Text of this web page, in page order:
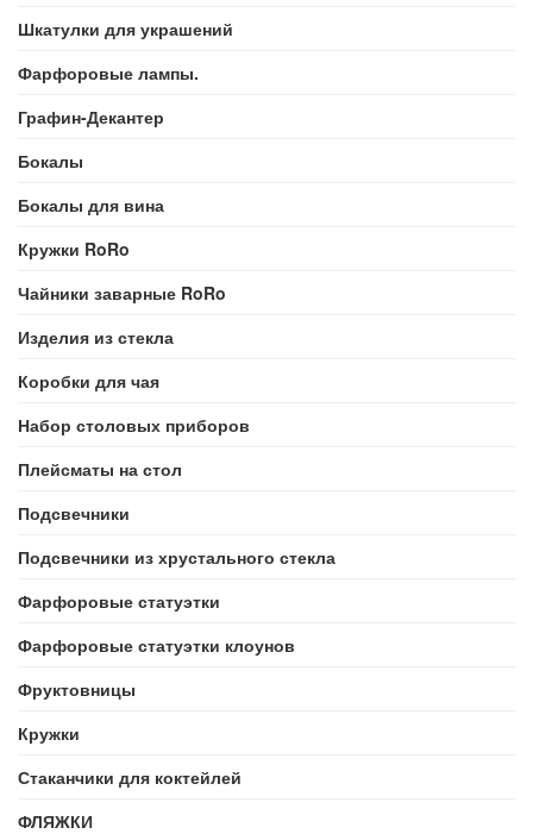
Шкатулки для украшений
Фарфоровые лампы.
Графин-Декантер
Бокалы
Бокалы для вина
Кружки RoRo
Чайники заварные RoRo
Изделия из стекла
Коробки для чая
Набор столовых приборов
Плейсматы на стол
Подсвечники
Подсвечники из хрустального стекла
Фарфоровые статуэтки
Фарфоровые статуэтки клоунов
Фруктовницы
Кружки
Стаканчики для коктейлей
ФЛЯЖКИ